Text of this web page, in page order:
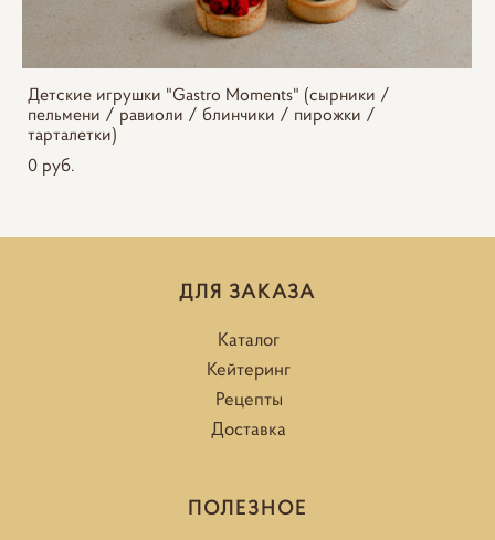
Детские игрушки "Gastro Moments" (сырники /
пельмени / равиоли / блинчики / пирожки /
тарталетки)
0 pуб.
ДЛЯ ЗАКАЗА
Каталог
Кейтеринг
Рецепты
Доставка
ПОЛЕЗНОЕ